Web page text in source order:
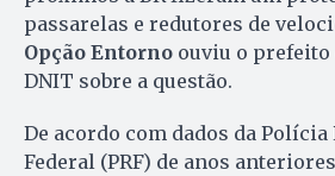
passarelas e redutores de
Opção Entorno ouviu o prefeito
DNIT sobre a questão.
De acordo com dados da
Federal (PRF) de anos